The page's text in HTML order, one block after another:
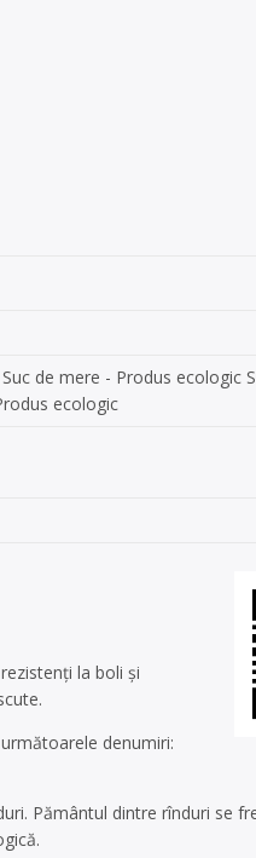
de mere - Produs ecologic
ecologic
la boli și
denumiri:
Pământul dintre rînduri se